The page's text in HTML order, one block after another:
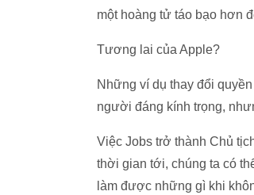
một hoàng tử táo bạo hơn
Tương lai của Apple?
Những ví dụ thay đổi
người đáng kính trọng,
Việc Jobs trở thành Chủ
thời gian tới, chúng ta có
làm được những gì khi